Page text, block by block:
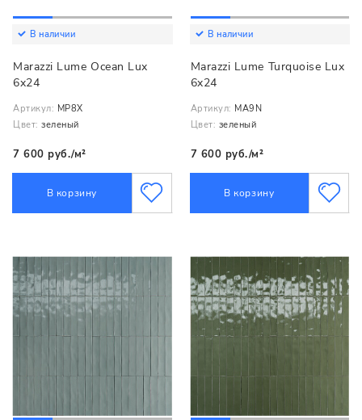
В наличии
Marazzi Lume Ocean Lux
6x24
Артикул: MP8X
Цвет: зеленый
7 600 руб./м²
В корзину
В наличии
Marazzi Lume Turquoise Lux
6x24
Артикул: MA9N
Цвет: зеленый
7 600 руб./м²
В корзину